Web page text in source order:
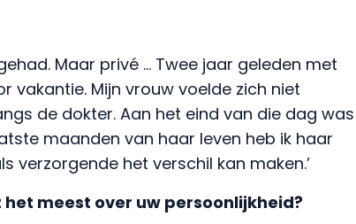
Maar privé … Twee jaar geleden met
vakantie. Mijn vrouw voelde zich niet
de dokter. Aan het eind van die dag was
maanden van haar leven heb ik haar
verzorgende het verschil kan maken.’
meest over uw persoonlijkheid?